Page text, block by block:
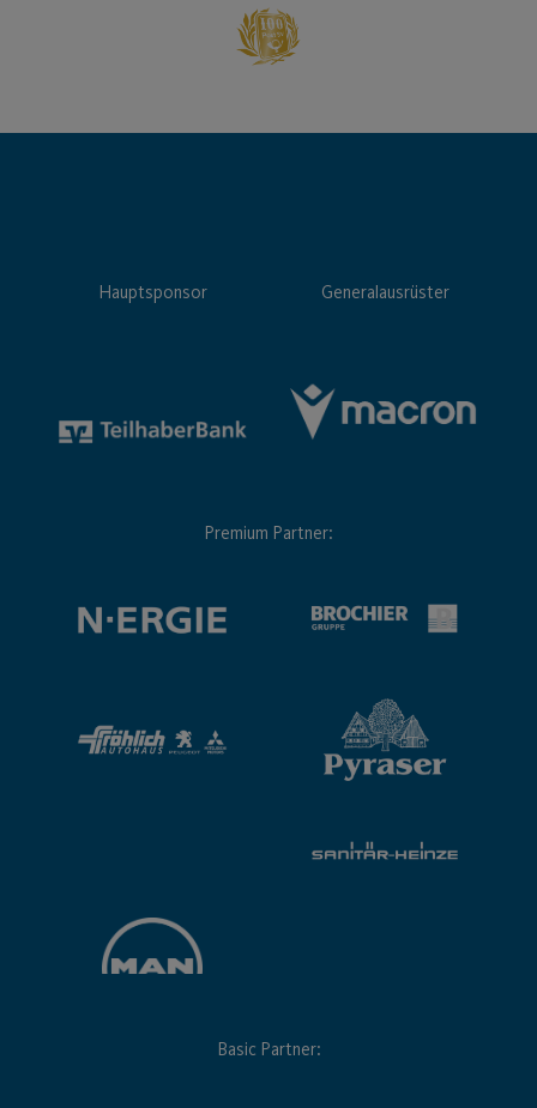
Hauptsponsor Generalausrüster
Premium Partner:
Basic Partner: